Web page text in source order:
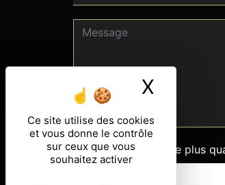
Ce site utilise des cookies
et vous donne le contrôle
sur ceux que vous
souhaitez activer
X
Combien font quatre plus